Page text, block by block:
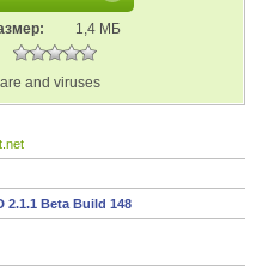
1,4 МБ
and viruses
2.1.1 Beta Build 148